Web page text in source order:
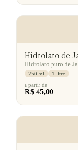
Hidrolato de
Hidrolato puro de
250 ml
1 litro
a partir de
R$ 45,00